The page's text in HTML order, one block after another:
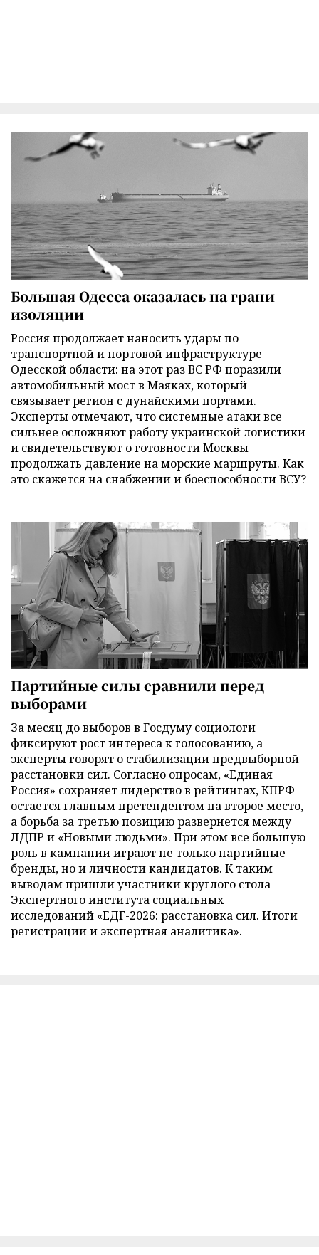
Большая Одесса оказалась на грани
изоляции
Россия продолжает наносить удары по
транспортной и портовой инфраструктуре
Одесской области: на этот раз ВС РФ поразили
автомобильный мост в Маяках, который
связывает регион с дунайскими портами.
Эксперты отмечают, что системные атаки все
сильнее осложняют работу украинской логистики
и свидетельствуют о готовности Москвы
продолжать давление на морские маршруты. Как
это скажется на снабжении и боеспособности ВСУ?
Партийные силы сравнили перед
выборами
За месяц до выборов в Госдуму социологи
фиксируют рост интереса к голосованию, а
эксперты говорят о стабилизации предвыборной
расстановки сил. Согласно опросам, «Единая
Россия» сохраняет лидерство в рейтингах, КПРФ
остается главным претендентом на второе место,
а борьба за третью позицию развернется между
ЛДПР и «Новыми людьми». При этом все большую
роль в кампании играют не только партийные
бренды, но и личности кандидатов. К таким
выводам пришли участники круглого стола
Экспертного института социальных
исследований «ЕДГ-2026: расстановка сил. Итоги
регистрации и экспертная аналитика».